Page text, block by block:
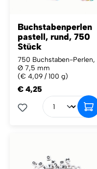
Buchstabenperlen
pastell, rund, 750
Stück
750 Buchstaben-Perlen,
Ø 7,5 mm
(€ 4,09 / 100 g)
€ 4,25